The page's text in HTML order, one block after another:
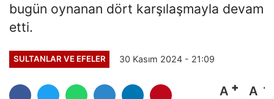
bugün oynanan dört karşılaşmayla devam
etti.
SULTANLAR VE EFELER 30 Kasım 2024 - 21:09
A A